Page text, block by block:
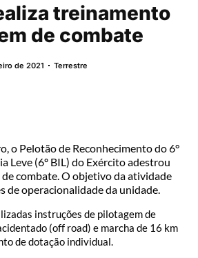
treinamento
de combate
de 2021 Terrestre
o Pelotão de Reconhecimento do 6°
Leve (6º BIL) do Exército adestrou
de combate. O objetivo da atividade
de operacionalidade da unidade.
instruções de pilotagem de
(off road) e marcha de 16 km
de dotação individual.